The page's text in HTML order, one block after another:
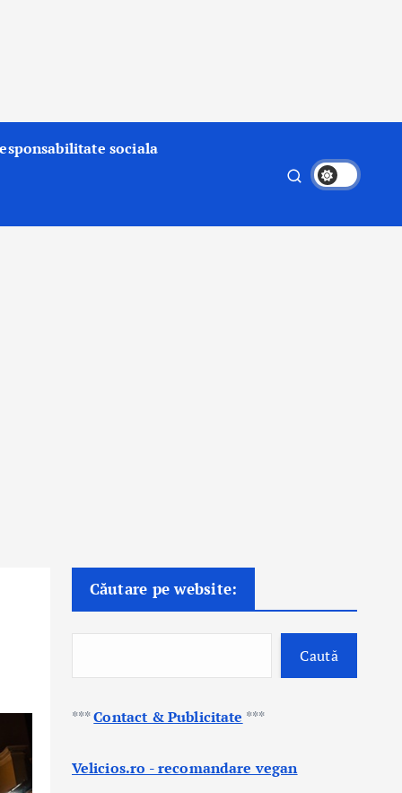
sociala
Căutare pe website:
Caută
***Contact & Publicitate ***
Velicios.ro - recomandare vegan